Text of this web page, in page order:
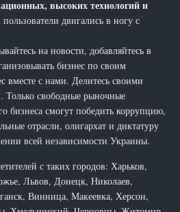
высоких технологий и
двигались в ногу с
на новости, добавляйтесь в
бизнес по своим
вместе с нами. Делитесь своими
свободные рыночные
бизнеса смогут победить коррупцию,
отрасли, олигархат и диктатуру
всей независимости Украины.
с таких городов: Харьков,
Львов, Донецк, Николаев,
Винница, Макеевка, Херсон,